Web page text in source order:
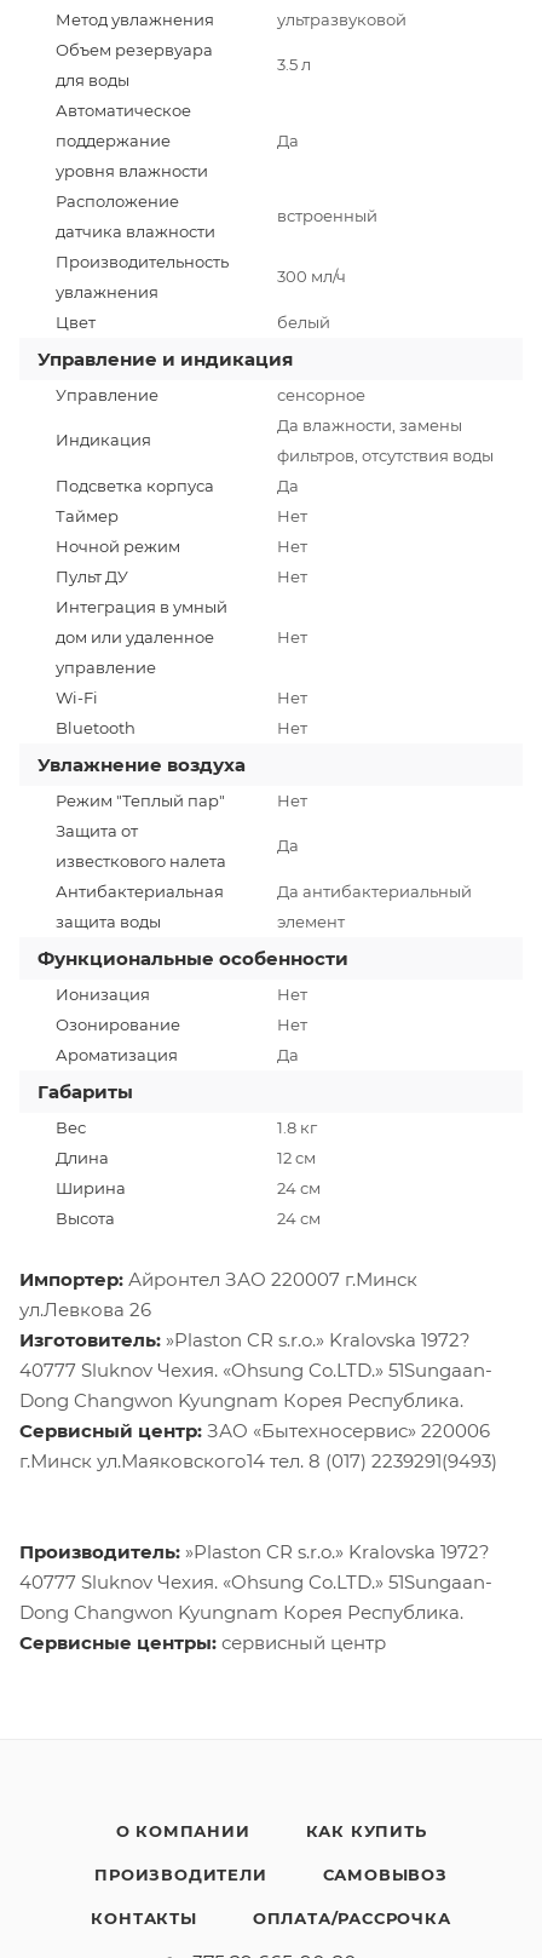
Метод увлажнения
ультразвуковой
Объем резервуара
для воды
3.5 л
Автоматическое
поддержание
уровня влажности
Да
Расположение
датчика влажности
встроенный
Производительность
увлажнения
300 мл/ч
Цвет белый
Управление и индикация
Управление сенсорное
Индикация
Да влажности, замены
фильтров, отсутствия воды
Подсветка корпуса
Да
Таймер
Нет
Ночной режим
Нет
Пульт ДУ
Нет
Интеграция в умный
дом или удаленное
управление
Нет
Wi-Fi
Нет
Bluetooth
Нет
Увлажнение воздуха
Режим "Теплый пар"
Нет
Защита от
известкового налета
Да
Антибактериальная
защита воды
Да антибактериальный
элемент
Функциональные особенности
Ионизация
Нет
Озонирование
Нет
Ароматизация
Да
Габариты
Вес
1.8 кг
Длина
12 cм
Ширина
24 см
Высота
24 см
Импортер: Айронтел ЗАО 220007 г.Минск
ул.Левкова 26
Изготовитель: »Plaston CR s.r.o.» Kralovska 1972?
40777 Sluknov Чехия. «Ohsung Co.LTD.» 51Sungaan-
Dong Changwon Kyungnam Корея Республика.
Сервисный центр: ЗАО «Бытехносервис» 220006
г.Минск ул.Маяковского14 тел. 8 (017) 2239291(9493)
Производитель: »Plaston CR s.r.o.» Kralovska 1972?
40777 Sluknov Чехия. «Ohsung Co.LTD.» 51Sungaan-
Dong Changwon Kyungnam Корея Республика.
Сервисные центры: сервисный центр
О КОМПАНИИ КАК КУПИТЬ
ПРОИЗВОДИТЕЛИ САМОВЫВОЗ
КОНТАКТЫ ОПЛАТА/РАССРОЧКА